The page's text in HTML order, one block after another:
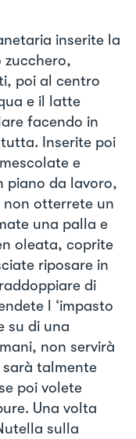
inserite la
poi al centro
e il latte
facendo in
Inserite poi
e
piano da lavoro,
otterrete un
una palla e
oleata, coprite
riposare in
di
l ‘impasto
su di una
non servirà
sarà talmente
poi volete
Una volta
sulla